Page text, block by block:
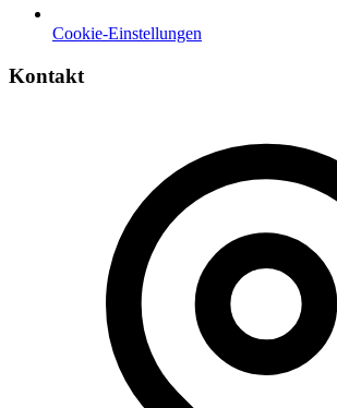
Cookie-Einstellungen
Kontakt